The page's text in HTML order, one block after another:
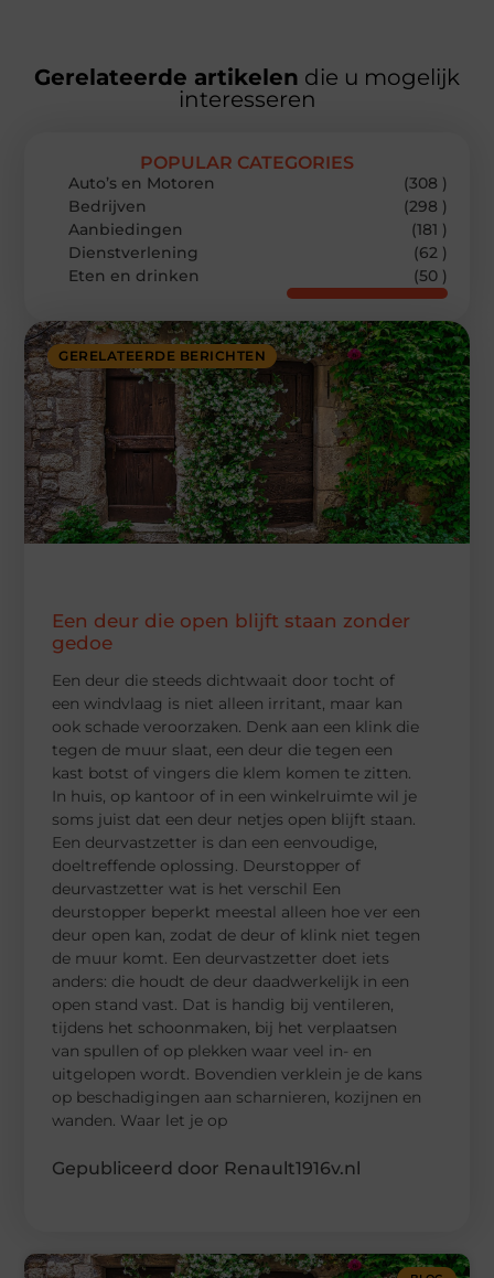
Gerelateerde artikelen die u mogelijk
interesseren
GERELATEERDE BERICHTEN
Een deur die open blijft staan zonder
gedoe
Een deur die steeds dichtwaait door tocht of
een windvlaag is niet alleen irritant, maar kan
ook schade veroorzaken. Denk aan een klink die
tegen de muur slaat, een deur die tegen een
kast botst of vingers die klem komen te zitten.
In huis, op kantoor of in een winkelruimte wil je
soms juist dat een deur netjes open blijft staan.
Een deurvastzetter is dan een eenvoudige,
doeltreffende oplossing. Deurstopper of
deurvastzetter wat is het verschil Een
deurstopper beperkt meestal alleen hoe ver een
deur open kan, zodat de deur of klink niet tegen
de muur komt. Een deurvastzetter doet iets
anders: die houdt de deur daadwerkelijk in een
open stand vast. Dat is handig bij ventileren,
tijdens het schoonmaken, bij het verplaatsen
van spullen of op plekken waar veel in- en
uitgelopen wordt. Bovendien verklein je de kans
op beschadigingen aan scharnieren, kozijnen en
wanden. Waar let je op
Gepubliceerd door Renault1916v.nl
POPULAR CATEGORIES
Auto’s en Motoren
(308 )
Bedrijven
(298 )
Aanbiedingen
(181 )
Dienstverlening
(62 )
Eten en drinken
(50 )